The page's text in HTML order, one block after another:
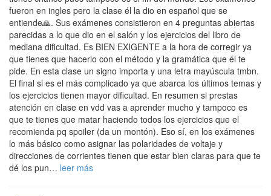
fueron en ingles pero la clase él la dio en español que se
entiende🙏. Sus exámenes consistieron en 4 preguntas abiertas
parecidas a lo que dio en el salón y los ejercicios del libro de
mediana dificultad. Es BIEN EXIGENTE a la hora de corregir ya
que tienes que hacerlo con el método y la gramática que él te
pide. En esta clase un signo importa y una letra mayúscula tmbn.
El final si es el más complicado ya que abarca los últimos temas y
los ejercicios tienen mayor dificultad. En resumen si prestas
atención en clase en vdd vas a aprender mucho y tampoco es
que te tienes que matar haciendo todos los ejercicios que el
recomienda pq spoiler (da un montón). Eso sí, en los exámenes
lo más básico como asignar las polaridades de voltaje y
direcciones de corrientes tienen que estar bien claras para que te
dé los pun… leer más